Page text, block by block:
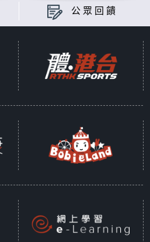
公眾回饋